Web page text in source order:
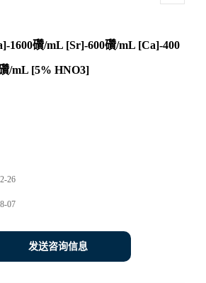
1600礸/mL [Sr]-600礸/mL [Ca]-400
/mL [5% HNO3]
26
07
发送咨询信息